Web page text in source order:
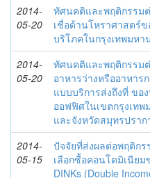
2014-
05-20
ทัศนคติและพฤติกรรม
เชื่อด้านโหราศาสตร์ข
บริโภคในกรุงเทพมหา
2014-
05-20
ทัศนคติและพฤติกรรม
อาหารว่างหรืออาหาร
แบบบริการส่งถึงที่ ขอ
ออฟฟิศในเขตกรุงเทพ
และจังหวัดสมุทรปราก
2014-
05-15
ปัจจัยที่ส่งผลต่อพฤติกร
เลือกซื้อคอนโดมิเนียม
DINKs (Double